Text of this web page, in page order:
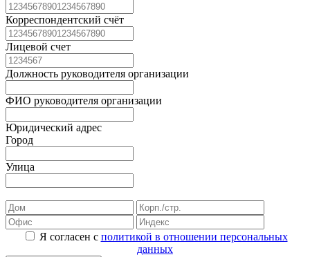
Корреспондентский счёт
Лицевой счет
Должность руководителя организации
ФИО руководителя организации
Юридический адрес
Город
Улица
Я согласен с политикой в отношении персональных
данных